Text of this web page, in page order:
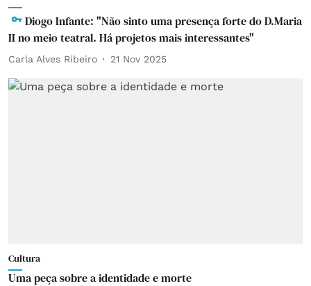
Diogo Infante: "Não sinto uma presença forte do D.Maria
II no meio teatral. Há projetos mais interessantes"
Carla Alves Ribeiro 21 Nov 2025
Cultura
Uma peça sobre a identidade e morte